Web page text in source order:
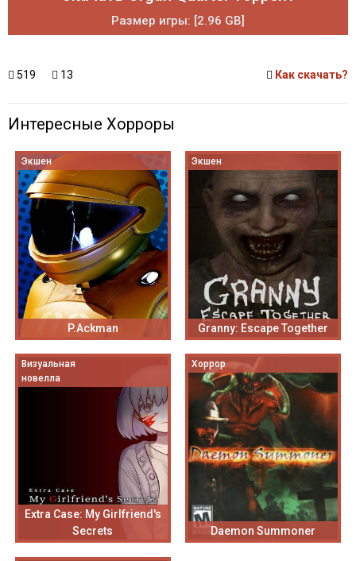
Размер игры: [2.96 GB]
519 13 Как скачать?
Интересные Хорроры
Экшен
P.Ackman
Экшен
Granny: Escape Together
Визуальная
новелла
Extra Case: My Girlfriend's
Secrets
Хоррор
Daemon Summoner